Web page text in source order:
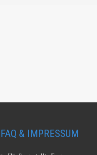
FAQ & IMPRESSUM